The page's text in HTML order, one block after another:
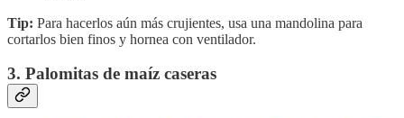
Tip: Para hacerlos aún más crujientes, usa una mandolina para
cortarlos bien finos y hornea con ventilador.
3. Palomitas de maíz caseras